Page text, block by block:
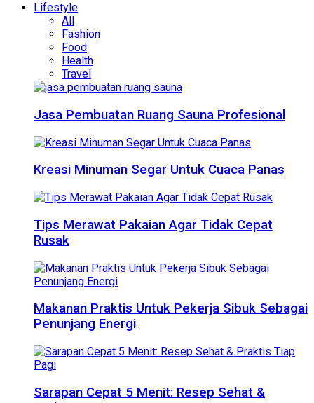
Lifestyle
All
Fashion
Food
Health
Travel
Jasa Pembuatan Ruang Sauna Profesional
Kreasi Minuman Segar Untuk Cuaca Panas
Tips Merawat Pakaian Agar Tidak Cepat
Rusak
Makanan Praktis Untuk Pekerja Sibuk Sebagai
Penunjang Energi
Sarapan Cepat 5 Menit: Resep Sehat &